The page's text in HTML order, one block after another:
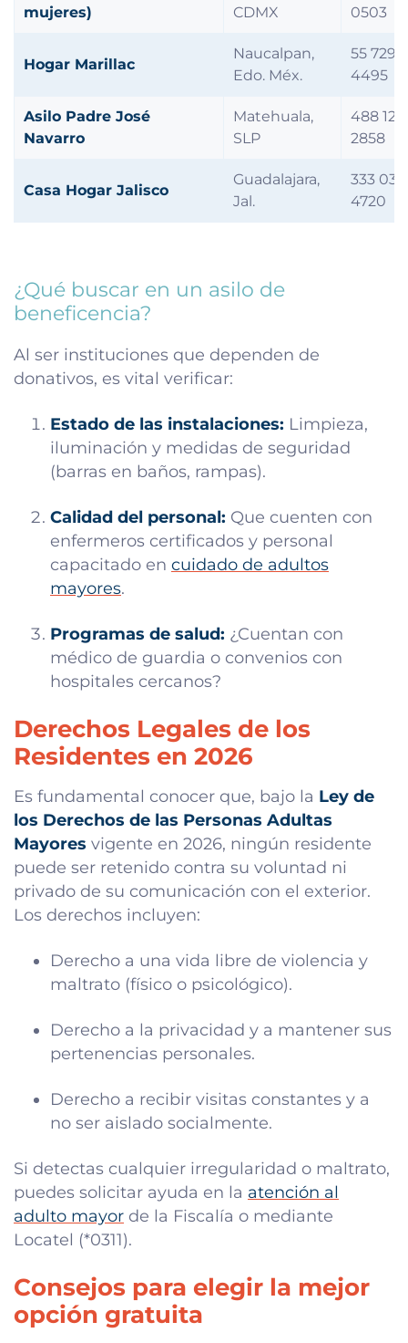
mujeres) CDMX 0503
Hogar Marillac
Naucalpan,
Edo. Méx.
55 7297
4495
Asilo Padre José
Navarro
Matehuala,
SLP
488 125
2858
Casa Hogar Jalisco
Guadalajara,
Jal.
333 030
4720
¿Qué buscar en un asilo de
beneficencia?
Al ser instituciones que dependen de
donativos, es vital verificar:
Estado de las instalaciones: Limpieza,
iluminación y medidas de seguridad
(barras en baños, rampas).
Calidad del personal: Que cuenten con
enfermeros certificados y personal
capacitado en cuidado de adultos
mayores.
Programas de salud: ¿Cuentan con
médico de guardia o convenios con
hospitales cercanos?
Derechos Legales de los
Residentes en 2026
Es fundamental conocer que, bajo la Ley de
los Derechos de las Personas Adultas
Mayores vigente en 2026, ningún residente
puede ser retenido contra su voluntad ni
privado de su comunicación con el exterior.
Los derechos incluyen:
Derecho a una vida libre de violencia y
maltrato (físico o psicológico).
Derecho a la privacidad y a mantener sus
pertenencias personales.
Derecho a recibir visitas constantes y a
no ser aislado socialmente.
Si detectas cualquier irregularidad o maltrato,
puedes solicitar ayuda en la atención al
adulto mayor de la Fiscalía o mediante
Locatel (*0311).
Consejos para elegir la mejor
opción gratuita